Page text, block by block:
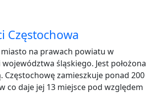
Częstochowa
na prawach powiatu w
województwa śląskiego. Jest położona
Częstochowę zamieszkuje ponad 200
co daje jej 13 miejsce pod względem